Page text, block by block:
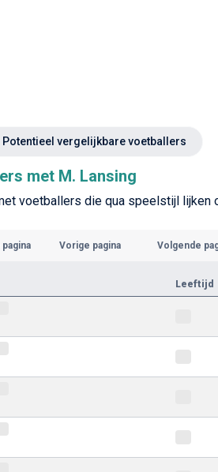
Potentieel vergelijkbare voetballers
met M. Lansing
voetballers die qua speelstijl lijken
Vorige pagina Volgende
Leeftijd